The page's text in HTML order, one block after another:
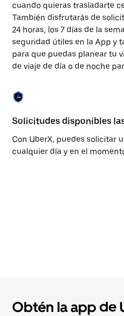
tecla Esc
para
cerrar
calendario.
cuando quieras trasladarte
También disfrutarás de
24 horas, los 7 días de la
seguridad útiles en la App y
para que puedas planear tu
de viaje de día o de noche
Solicitudes disponibles
Con UberX, puedes solicitar
cualquier día y en el
Obtén la app de